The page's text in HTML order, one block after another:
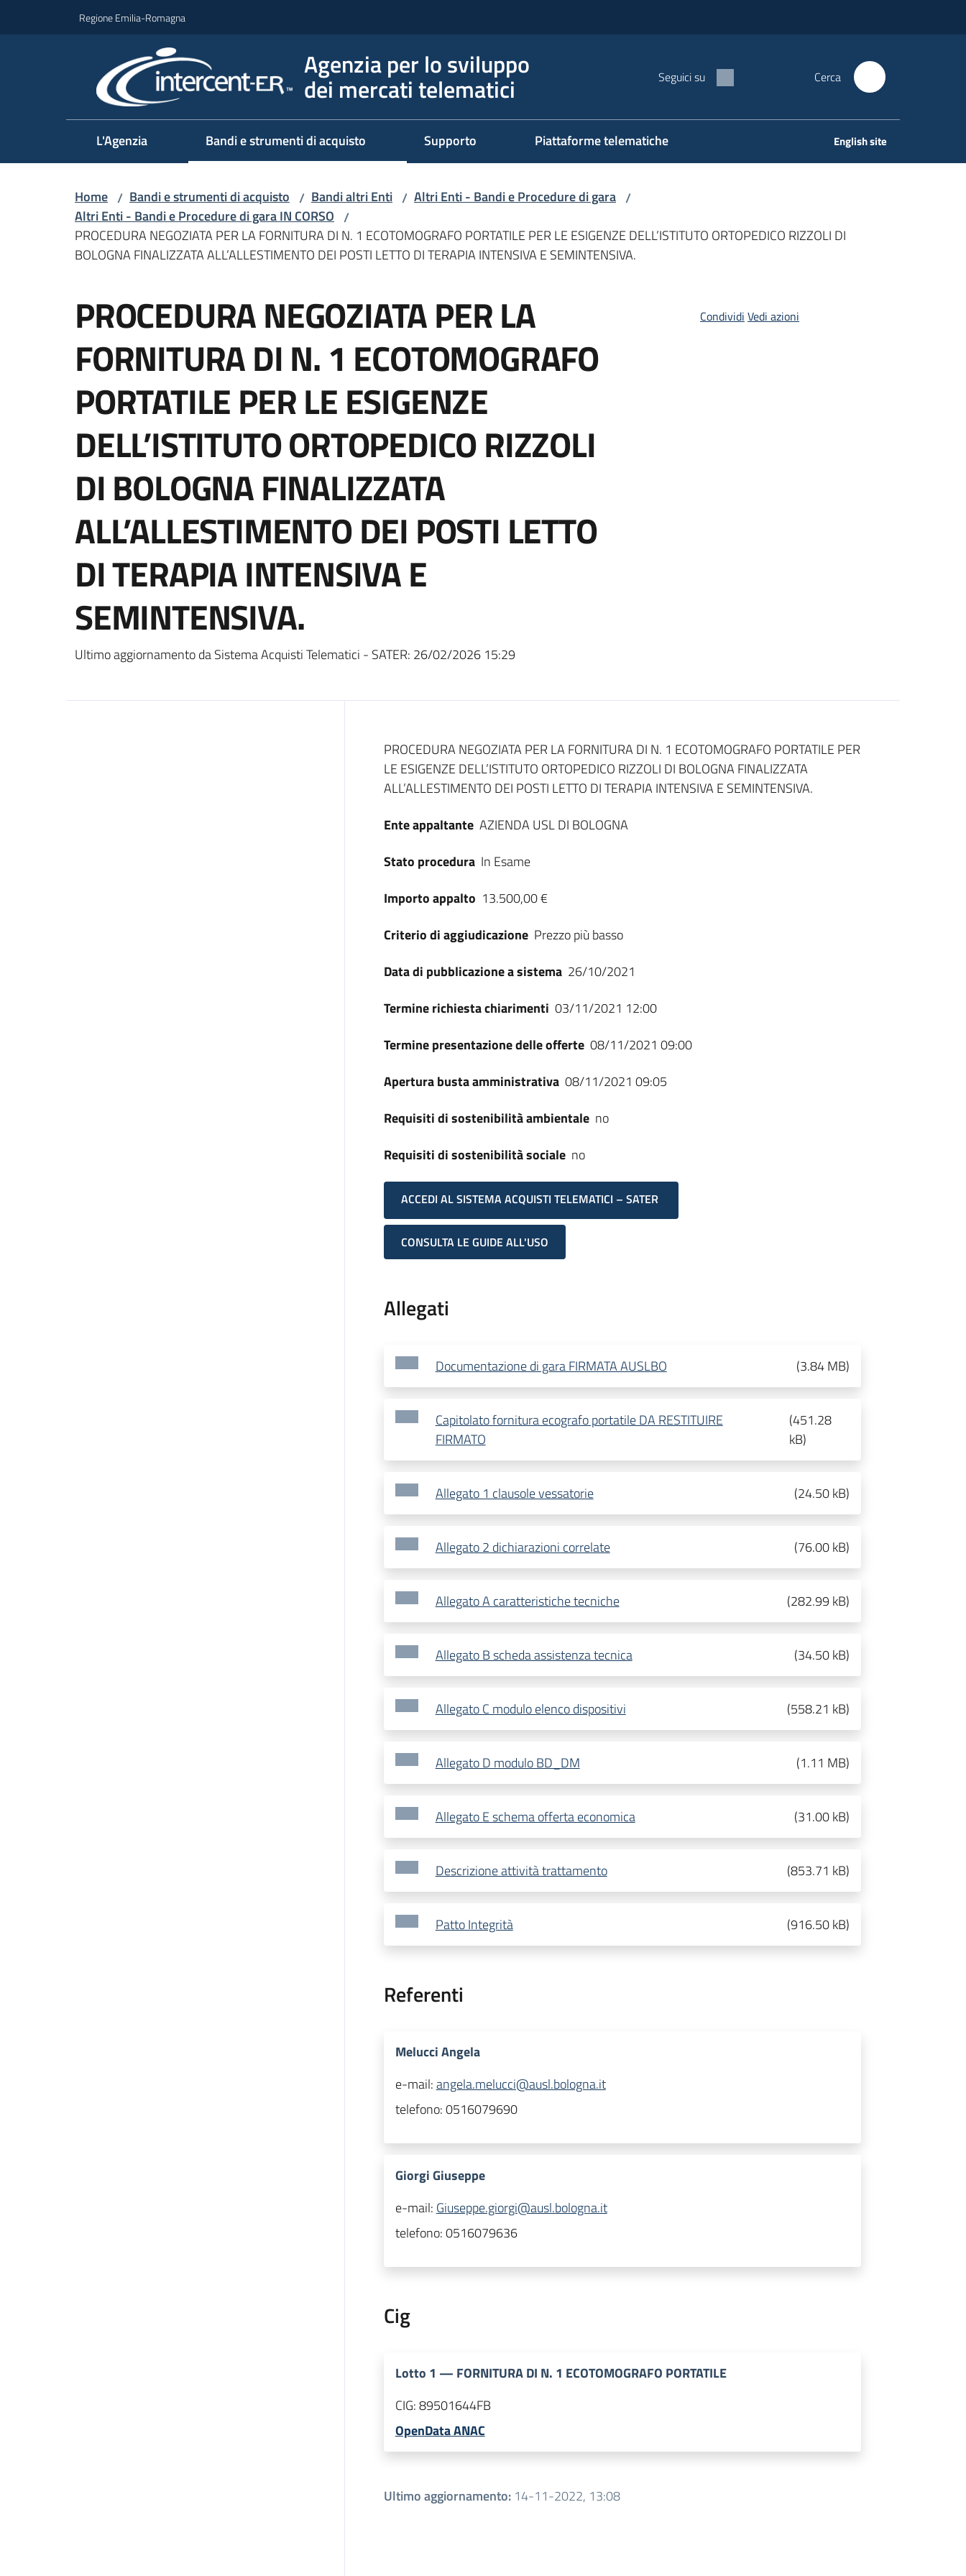
Regione Emilia-Romagna
Agenzia per lo sviluppo
dei mercati telematici Seguici su Cerca
L'Agenzia Bandi e strumenti di acquisto Supporto Piattaforme telematiche English site
Home / Bandi e strumenti di acquisto / Bandi altri Enti / Altri Enti - Bandi e Procedure di gara /
Altri Enti - Bandi e Procedure di gara IN CORSO /
PROCEDURA NEGOZIATA PER LA FORNITURA DI N. 1 ECOTOMOGRAFO PORTATILE PER LE ESIGENZE DELL’ISTITUTO ORTOPEDICO RIZZOLI DI
BOLOGNA FINALIZZATA ALL’ALLESTIMENTO DEI POSTI LETTO DI TERAPIA INTENSIVA E SEMINTENSIVA.
PROCEDURA NEGOZIATA PER LA
FORNITURA DI N. 1 ECOTOMOGRAFO
PORTATILE PER LE ESIGENZE
DELL’ISTITUTO ORTOPEDICO RIZZOLI
DI BOLOGNA FINALIZZATA
ALL’ALLESTIMENTO DEI POSTI LETTO
DI TERAPIA INTENSIVA E
SEMINTENSIVA.
Ultimo aggiornamento da Sistema Acquisti Telematici - SATER: 26/02/2026 15:29
Condividi Vedi azioni
Dati del bando
PROCEDURA NEGOZIATA PER LA FORNITURA DI N. 1 ECOTOMOGRAFO PORTATILE PER
LE ESIGENZE DELL’ISTITUTO ORTOPEDICO RIZZOLI DI BOLOGNA FINALIZZATA
ALL’ALLESTIMENTO DEI POSTI LETTO DI TERAPIA INTENSIVA E SEMINTENSIVA.
Ente appaltante AZIENDA USL DI BOLOGNA
Stato procedura In Esame
Importo appalto 13.500,00 €
Criterio di aggiudicazione Prezzo più basso
Data di pubblicazione a sistema 26/10/2021
Termine richiesta chiarimenti 03/11/2021 12:00
Termine presentazione delle offerte 08/11/2021 09:00
Apertura busta amministrativa 08/11/2021 09:05
Requisiti di sostenibilità ambientale no
Requisiti di sostenibilità sociale no
ACCEDI AL SISTEMA ACQUISTI TELEMATICI – SATER
CONSULTA LE GUIDE ALL'USO
Allegati
Documentazione di gara FIRMATA AUSLBO (3.84 MB)
Capitolato fornitura ecografo portatile DA RESTITUIRE
FIRMATO
(451.28
kB)
Allegato 1 clausole vessatorie (24.50 kB)
Allegato 2 dichiarazioni correlate (76.00 kB)
Allegato A caratteristiche tecniche (282.99 kB)
Allegato B scheda assistenza tecnica (34.50 kB)
Allegato C modulo elenco dispositivi (558.21 kB)
Allegato D modulo BD_DM (1.11 MB)
Allegato E schema offerta economica (31.00 kB)
Descrizione attività trattamento (853.71 kB)
Patto Integrità (916.50 kB)
Referenti
Melucci Angela
e-mail:angela.melucci@ausl.bologna.it
telefono:0516079690
Giorgi Giuseppe
e-mail: Giuseppe.giorgi@ausl.bologna.it
telefono:0516079636
Cig
Lotto 1 — FORNITURA DI N. 1 ECOTOMOGRAFO PORTATILE
CIG:89501644FB
OpenData ANAC
Ultimo aggiornamento: 14-11-2022, 13:08